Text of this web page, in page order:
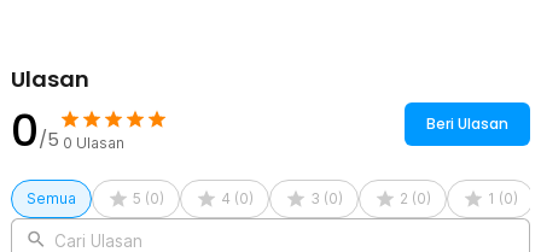
1 x Kunci Pas
1 x Panduan Penggunaan
Ulasan
0/5 0 Ulasan
Beri Ulasan
Semua 5 (0) 4 (0) 3 (0) 2 (0) 1 (0)
Cari Ulasan